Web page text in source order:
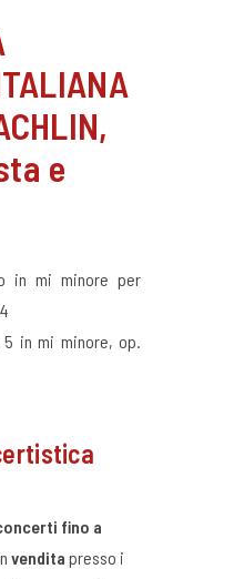
e
in mi minore per
5 in mi minore, op.
fino a
vendita presso i